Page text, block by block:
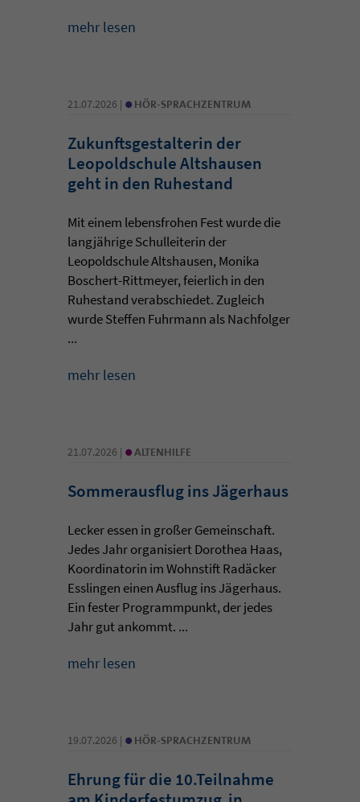
mehr lesen
21.07.2026 | • HÖR-SPRACHZENTRUM
Zukunftsgestalterin der
Leopoldschule Altshausen
geht in den Ruhestand
Mit einem lebensfrohen Fest wurde die
langjährige Schulleiterin der
Leopoldschule Altshausen, Monika
Boschert-Rittmeyer, feierlich in den
Ruhestand verabschiedet. Zugleich
wurde Steffen Fuhrmann als Nachfolger
...
mehr lesen
21.07.2026 | • ALTENHILFE
Sommerausflug ins Jägerhaus
Lecker essen in großer Gemeinschaft.
Jedes Jahr organisiert Dorothea Haas,
Koordinatorin im Wohnstift Radäcker
Esslingen einen Ausflug ins Jägerhaus.
Ein fester Programmpunkt, der jedes
Jahr gut ankommt. ...
mehr lesen
19.07.2026 | • HÖR-SPRACHZENTRUM
Ehrung für die 10.Teilnahme